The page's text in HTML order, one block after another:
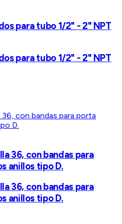
para tubo 1/2" - 2" NPT
para tubo 1/2" - 2" NPT
36, con bandas para
anillos tipo D.
36, con bandas para
anillos tipo D.